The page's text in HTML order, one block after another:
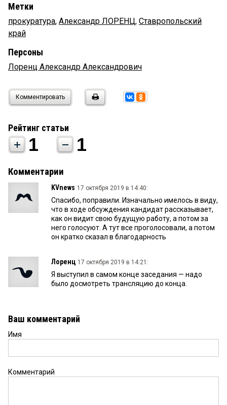
Метки
прокуратура, Александр ЛОРЕНЦ, Ставропольский
край
Персоны
Лоренц Александр Александрович
Комментировать
Рейтинг статьи
1 1
Комментарии
KVnews 17 октября 2019 в 14:40:
Спасибо, поправили. Изначально имелось в виду,
что в ходе обсуждения кандидат рассказывает,
как он видит свою будущую работу, а потом за
него голосуют. А тут все проголосовали, а потом
он кратко сказал в благодарность
Лоренц 17 октября 2019 в 14:21:
Я выступил в самом конце заседания — надо
было досмотреть трансляцию до конца.
Ваш комментарий
Имя
Комментарий